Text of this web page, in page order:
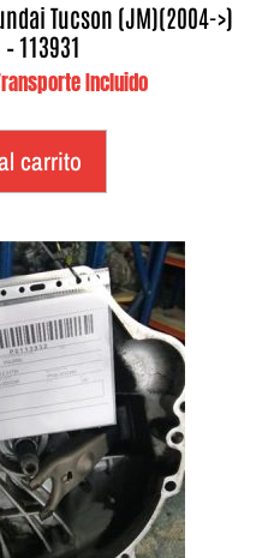
Tucson (JM)(2004->)
113931
Incluido
carrito